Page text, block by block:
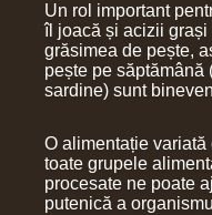
Un rol important
îl joacă și acizii
grăsimea de pește,
pește pe săptămână
sardine) sunt
O alimentație
toate grupele
procesate ne poate
putenică a